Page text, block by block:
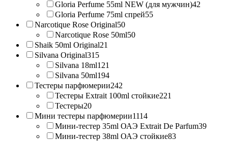
Gloria Perfume 55ml NEW (для мужчин)42
Gloria Perfume 75ml спрей55
Narcotique Rose Original50
Narcotique Rose 50ml50
Shaik 50ml Original21
Silvana Original315
Silvana 18ml121
Silvana 50ml194
Тестеры парфюмерии242
Тестеры Extrait 100ml стойкие221
Тестеры20
Мини тестеры парфюмерии1114
Мини-тестер 35ml ОАЭ Extrait De Parfum39
Мини-тестер 38ml ОАЭ стойкие83